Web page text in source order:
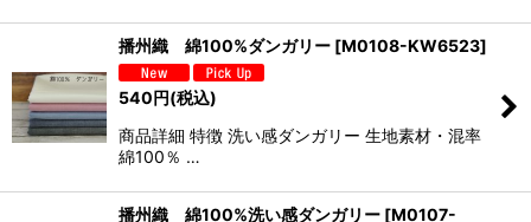
播州織 綿100%ダンガリー [M0108-KW6523]
540円(税込)
商品詳細 特徴 洗い感ダンガリー 生地素材・混率
綿100％ …
播州織 綿100%洗い感ダンガリー [M0107-